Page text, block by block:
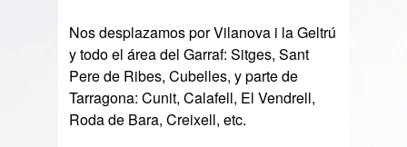
Nos desplazamos por Vilanova i la Geltrú
y todo el área del Garraf: Sitges, Sant
Pere de Ribes, Cubelles, y parte de
Tarragona: Cunit, Calafell, El Vendrell,
Roda de Bara, Creixell, etc.